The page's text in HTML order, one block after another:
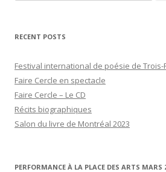
for:
RECENT POSTS
Festival international de poésie de Trois-
Faire Cercle en spectacle
Faire Cercle – Le CD
Récits biographiques
Salon du livre de Montréal 2023
PERFORMANCE À LA PLACE DES ARTS MARS